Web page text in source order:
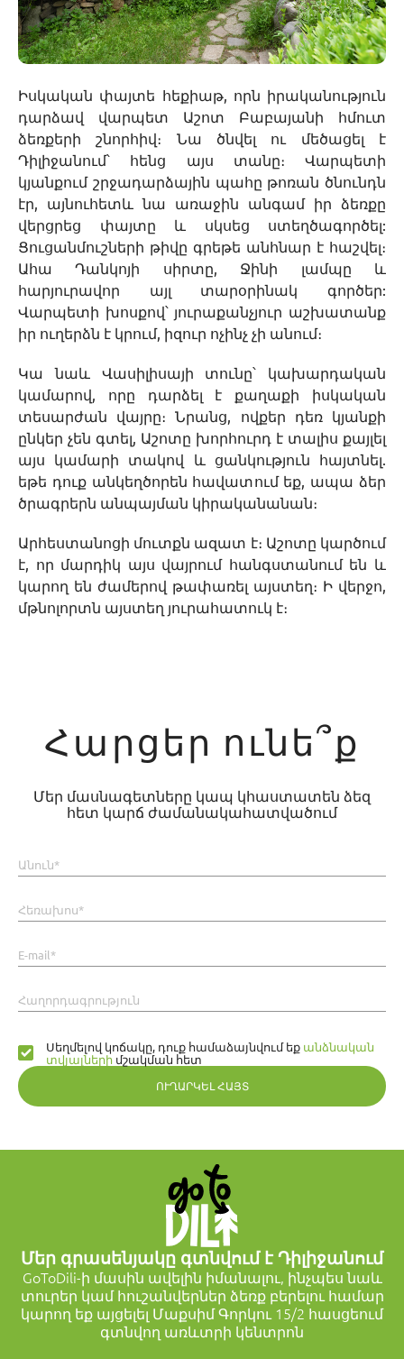
Իսկական փայտե հեքիաթ, որն իրականություն
դարձավ վարպետ Աշոտ Բաբայանի հմուտ
ձեռքերի շնորհիվ։ Նա ծնվել ու մեծացել է
Դիլիջանում՝ հենց այս տանը։ Վարպետի
կյանքում շրջադարձային պահը թոռան ծնունդն
էր, այնուհետև նա առաջին անգամ իր ձեռքը
վերցրեց փայտը և սկսեց ստեղծագործել:
Ցուցանմուշների թիվը գրեթե անհնար է հաշվել։
Ահա Դանկոյի սիրտը, Ջինի լամպը և
հարյուրավոր այլ տարօրինակ գործեր:
Վարպետի խոսքով՝ յուրաքանչյուր աշխատանք
իր ուղերձն է կրում, իզուր ոչինչ չի անում։
Կա նաև Վասիլիսայի տունը՝ կախարդական
կամարով, որը դարձել է քաղաքի իսկական
տեսարժան վայրը։ Նրանց, ովքեր դեռ կյանքի
ընկեր չեն գտել, Աշոտը խորհուրդ է տալիս քայլել
այս կամարի տակով և ցանկություն հայտնել.
եթե դուք անկեղծորեն հավատում եք, ապա ձեր
ծրագրերն անպայման կիրականանան։
Արհեստանոցի մուտքն ազատ է։ Աշոտը կարծում
է, որ մարդիկ այս վայրում հանգստանում են և
կարող են ժամերով թափառել այստեղ։ Ի վերջո,
մթնոլորտն այստեղ յուրահատուկ է։
Հարցեր ունե՞ք
Մեր մասնագետները կապ կհաստատեն ձեզ
հետ կարճ ժամանակահատվածում
Անուն*
Հեռախոս*
E-mail*
Հաղորդագրություն
ՈՒՂԱՐԿԵԼ ՀԱՅՏ
Սեղմելով կոճակը, դուք համաձայնվում եք անձնական
տվյալներիմշակման հետ
Մեր գրասենյակը գտնվում է Դիլիջանում
GoToDili-ի մասին ավելին իմանալու, ինչպես նաև
տուրեր կամ հուշանվերներ ձեռք բերելու համար
կարող եք այցելել Մաքսիմ Գորկու 15/2 հասցեում
գտնվող առևտրի կենտրոն